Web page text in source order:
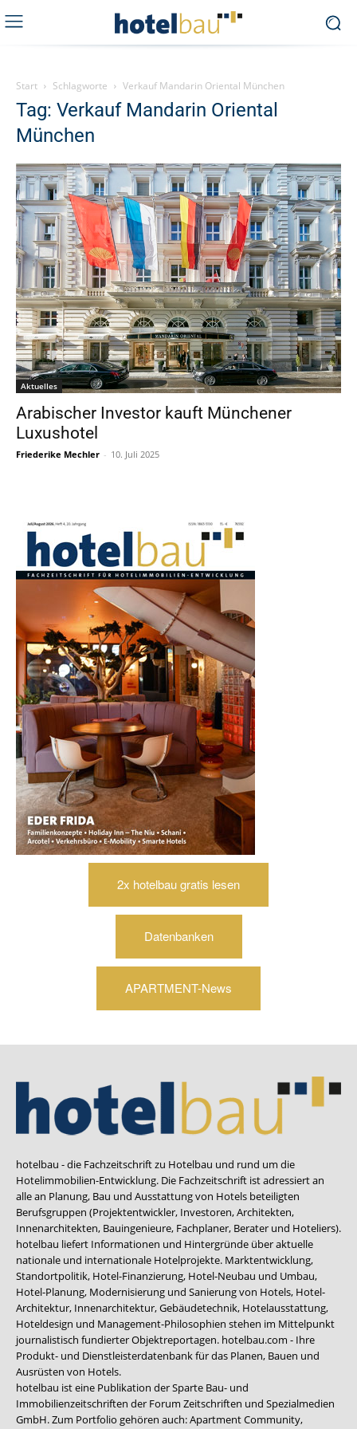
Start Schlagworte Verkauf Mandarin Oriental München
Tag: Verkauf Mandarin Oriental
München
Aktuelles
Arabischer Investor kauft Münchener
Luxushotel
Friederike Mechler - 10. Juli 2025
2x hotelbau gratis lesen
Datenbanken
APARTMENT-News
hotelbau - die Fachzeitschrift zu Hotelbau und rund um die
Hotelimmobilien-Entwicklung. Die Fachzeitschrift ist adressiert an
alle an Planung, Bau und Ausstattung von Hotels beteiligten
Berufsgruppen (Projektentwickler, Investoren, Architekten,
Innenarchitekten, Bauingenieure, Fachplaner, Berater und Hoteliers).
hotelbau liefert Informationen und Hintergründe über aktuelle
nationale und internationale Hotelprojekte. Marktentwicklung,
Standortpolitik, Hotel-Finanzierung, Hotel-Neubau und Umbau,
Hotel-Planung, Modernisierung und Sanierung von Hotels, Hotel-
Architektur, Innenarchitektur, Gebäudetechnik, Hotelausstattung,
Hoteldesign und Management-Philosophien stehen im Mittelpunkt
journalistisch fundierter Objektreportagen. hotelbau.com - Ihre
Produkt- und Dienstleisterdatenbank für das Planen, Bauen und
Ausrüsten von Hotels.
hotelbau ist eine Publikation der Sparte Bau- und
Immobilienzeitschriften der Forum Zeitschriften und Spezialmedien
GmbH. Zum Portfolio gehören auch:Apartment Community,